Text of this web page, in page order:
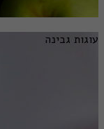
עוגות גבינה